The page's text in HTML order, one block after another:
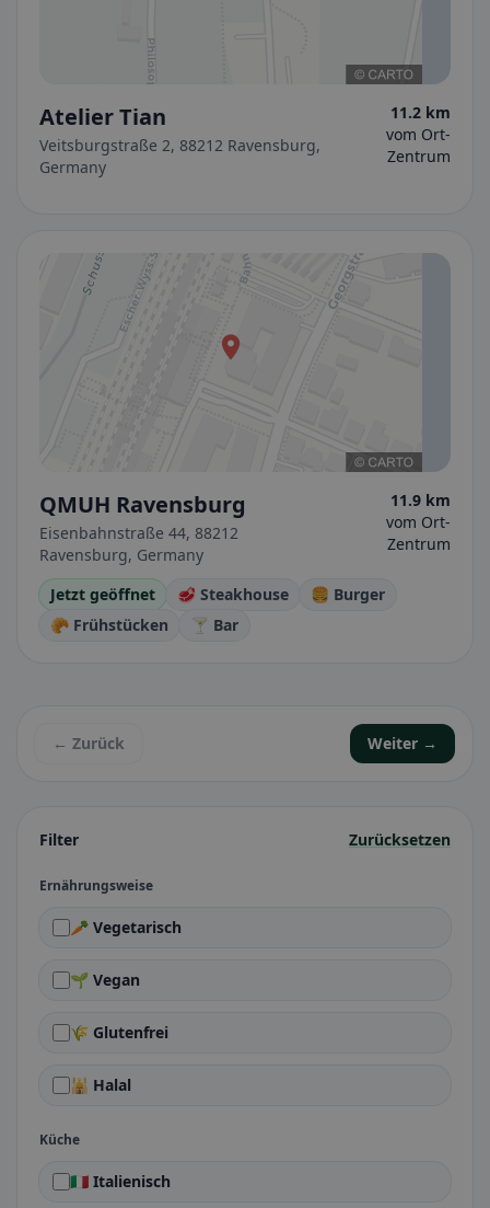
Filter Zurücksetzen
Ernährungsweise
🥕 Vegetarisch
🌱 Vegan
🌾 Glutenfrei
🕌 Halal
Küche
🇮🇹 Italienisch
Atelier Tian
Veitsburgstraße 2, 88212 Ravensburg,
Germany
11.2 km
vom Ort-
Zentrum
QMUH Ravensburg
Eisenbahnstraße 44, 88212
Ravensburg, Germany
11.9 km
vom Ort-
Zentrum
Jetzt geöffnet 🥩 Steakhouse
🍔 Burger
🥐 Frühstücken
🍸 Bar
← Zurück Weiter →